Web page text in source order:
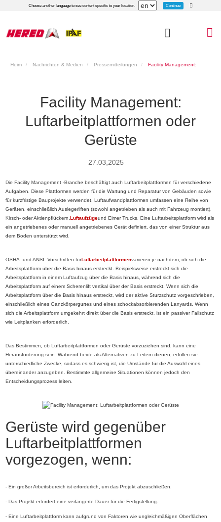
Choose another language to see content specific to your location. Continue
Heim Nachrichten & Medien Pressemitteilungen
Facility Management:
Luftarbeitplattformen oder
Gerüste
27.03,2025
Die Facility Management -Branche beschäftigt auch Luftarbeitplattformen für verschiedene
Aufgaben. Diese Plattformen werden für die Wartung und Reparatur von Gebäuden sowie
für kurzfristige Bauprojekte verwendet. Luftaufwandplattformen umfassen eine Reihe von
Geräten, einschließlich Auslegerliften (sowohl angetrieben als auch mit Fahrzeug montiert),
Kirsch- oder Aktienpflückern, Luftaufzügeund Eimer Trucks. Eine Luftarbeitsplattform wird als
ein angetriebenes oder manuell angetriebenes Gerät definiert, das von einer Struktur aus
dem Boden unterstützt wird.
OSHA- und ANSI -Vorschriften fürLuftarbeitplattformenvariieren je nachdem, ob sich die
Arbeitsplattform über die Basis hinaus erstreckt. Beispielsweise erstreckt sich die
Arbeitsplattform in einem Luftaufzug über die Basis hinaus, während sich die
Arbeitsplattform auf einem Scherenlift vertikal über der Basis erstreckt. Wenn sich die
Arbeitsplattform über die Basis hinaus erstreckt, wird der aktive Sturzschutz vorgeschrieben,
einschließlich eines Ganzkörpergurtes und eines schockabsorbierenden Lanyards. Wenn
sich die Arbeitsplattform umgekehrt direkt über die Basis erstreckt, ist ein passiver Fallschutz
wie Leitplanken erforderlich.
Das Bestimmen, ob Luftarbeitplattformen oder Gerüste vorzuziehen sind, kann eine
Herausforderung sein. Während beide als Alternativen zu Leitern dienen, erfüllen sie
unterschiedliche Zwecke, sodass es schwierig ist, die Umstände für die Auswahl eines
übereinander anzugeben. Bestimmte allgemeine Situationen können jedoch den
Entscheidungsprozess leiten.
Gerüste wird gegenüber
Luftarbeitplattformen
vorgezogen, wenn:
- Ein großer Arbeitsbereich ist erforderlich, um das Projekt abzuschließen.
- Das Projekt erfordert eine verlängerte Dauer für die Fertigstellung.
- Eine Luftarbeitplattform kann aufgrund von Faktoren wie ungleichmäßigen Oberflächen